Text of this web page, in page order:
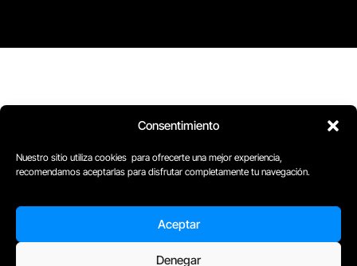
Consentimiento
Nuestro sitio utiliza cookies para ofrecerte una mejor experiencia,
recomendamos aceptarlas para disfrutar completamente tu navegación.
Aceptar
Denegar
DPlaça Merçè 8. 1º 1ª (08002) Barcelona, España